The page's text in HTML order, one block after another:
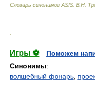
Словарь синонимов ASIS. В.Н.
Игры ⚽
Поможем
Синонимы:
волшебный фонарь